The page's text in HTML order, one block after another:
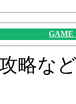
GAME
略な